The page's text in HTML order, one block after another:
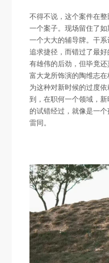
不得不说，这个案件在
一个案子。现场留住了
一个大大的辅导牌。干
追求捷径，而错过了最
有雄伟的后劲，但毕竟还
富大龙所饰演的陶维志
为这种对新时候的过度
到，在职何一个领域，
的试错经过，就像是一
雷同。